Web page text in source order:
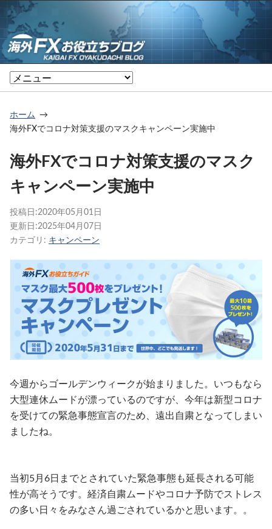
ホーム
海外FXでコロナ対策支援のマスクキャンペーン実施中
海外FXでコロナ対策支援のマスク
キャンペーン実施中
投稿日:2020年05月01日
更新日:2025年04月07日
カテゴリ: キャンペーン
今週からゴールデンウィークが始まりました。いつもなら
大型連休ムードが漂っているのですが、今年は新型コロナ
を受けての緊急事態宣言のため、遠出自粛となってしまい
ましたね。
当初5月6日までとされていた緊急事態も延長される可能
性が高そうです。経済自粛ムードやコロナ予防でストレス
の多い日々をみなさん過ごされているかと思います。。